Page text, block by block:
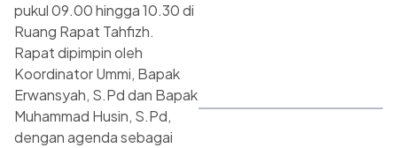
pukul 09.00 hingga 10.30 di
Ruang Rapat Tahfizh.
Rapat dipimpin oleh
Koordinator Ummi, Bapak
Erwansyah, S.Pd dan Bapak
Muhammad Husin, S.Pd,
dengan agenda sebagai